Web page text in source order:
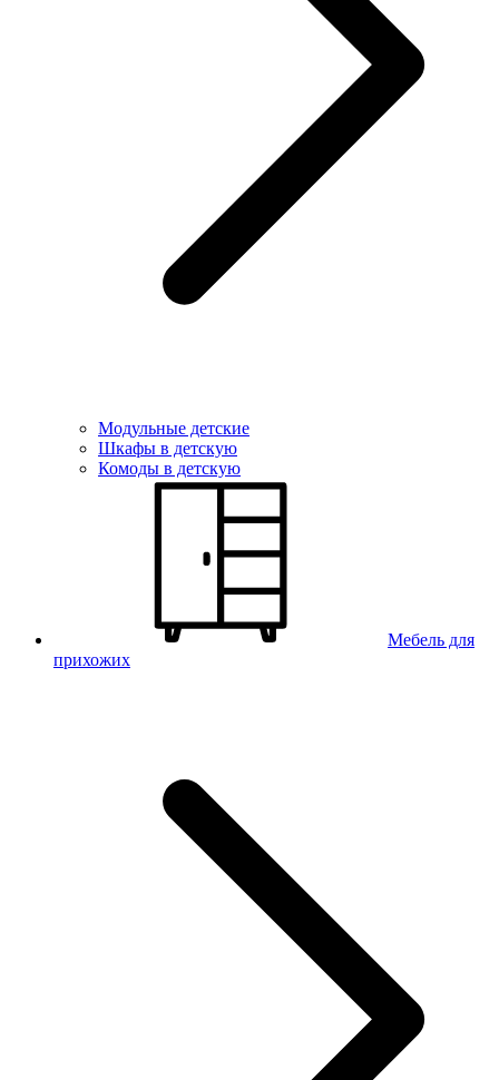
Модульные детские
Шкафы в детскую
Комоды в детскую
Мебель для
прихожих